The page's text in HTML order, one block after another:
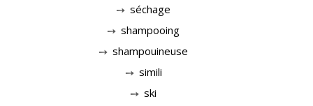
séchage
shampooing
shampouineuse
simili
ski